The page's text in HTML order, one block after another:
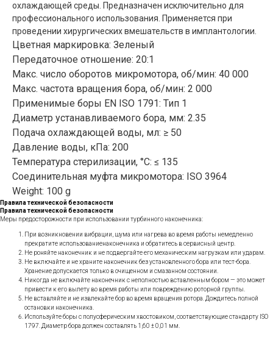
охлаждающей среды. Предназначен исключительно для
профессионального использования. Применяется при
проведении хирургических вмешательств в имплантологии.
Цветная маркировка: Зеленый
Передаточное отношение: 20:1
Макс. число оборотов микромотора, об/мин: 40 000
Макс. частота вращения бора, об/мин: 2 000
Применимые боры EN ISO 1791: Тип 1
Диаметр устанавливаемого бора, мм: 2.35
Подача охлаждающей воды, мл: ≥ 50
Давление воды, кПа: 200
Температура стерилизации, °C: ≤ 135
Соединительная муфта микромотора: ISO 3964
Weight: 100 g
Правила технической безопасности
Правила технической безопасности
Меры предосторожности при использовании турбинного наконечника:
При возникновении вибрации, шума или нагрева во время работы немедленно
прекратите использованиенаконечника и обратитесь в сервисный центр.
Не роняйте наконечник и не подвергайте его механическим нагрузкам или ударам.
Не включайте и не храните наконечник без установленного бора или тест-бора.
Хранение допускается только в очищенном и смазанном состоянии.
Никогда не включайте наконечник с неполностью вставленным бором — это может
привести к его вылету во время работы или повреждению роторной группы.
Не вставляйте и не извлекайте бор во время вращения ротора. Дождитесь полной
остановки наконечника.
Используйте боры с полусферическим хвостовиком, соответствующие стандарту ISO
1797. Диаметр бора должен составлять 1,60 ± 0,01 мм.